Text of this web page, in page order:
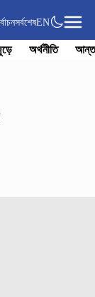
সর্বশেষEN
অর্থনীতি